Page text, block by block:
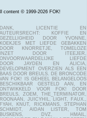
content © 1999-2026 FOK!
DANK, LICENTIE EN
AUTEURSRECHT: KOFFIE EN
GEZELLIGHEID DOOR YVONNE,
KOEKJES MET LIEFDE GEBAKKEN
DOOR KNORRETJE, TOMELOZE
INZET DOOR ITEEJER,
ONVOORWAARDELIJKE LIEFDE
DOOR JAYDEN EN ALICIA,
DEVELOPMENT OVERZIEN ALS EEN
BAAS DOOR BREULS. DE BRONCODE
VAN FOK! IS GEHEEL BELANGELOOS
BESCHIKBAAR GESTELD AAN, EN
ONTWIKKELD VOOR FOK! DOOR
BREULS, ZOEM, THE_TERMINATOR,
ROONAAN, JUICYHIL, LIGHT, FAUX.,
FYAH, KNUT, RICKMANS, STEPHAN
SCHMIDT, AIDAN LISTER, TOM
BUSKENS, DVZ, HMAIL,